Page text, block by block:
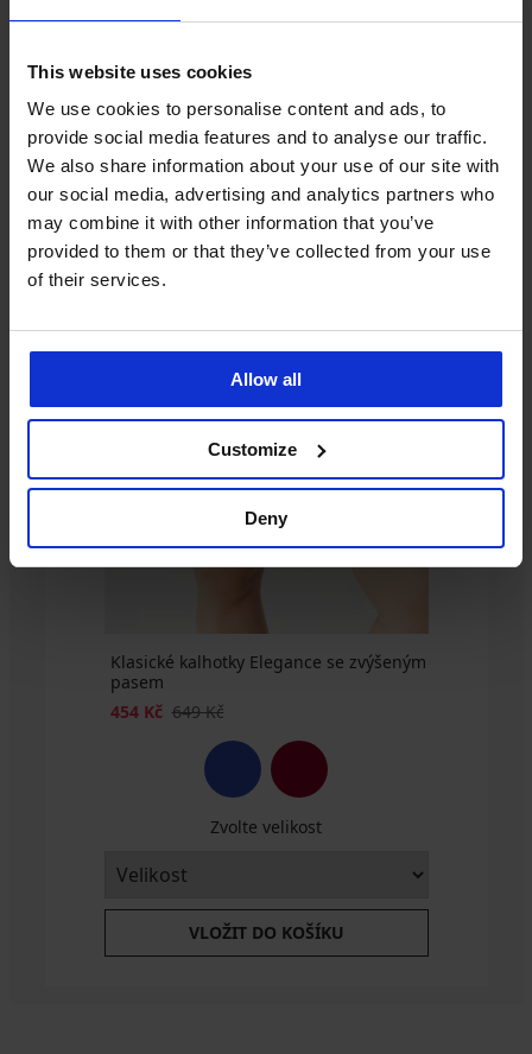
This website uses cookies
We use cookies to personalise content and ads, to
provide social media features and to analyse our traffic.
We also share information about your use of our site with
our social media, advertising and analytics partners who
may combine it with other information that you’ve
provided to them or that they’ve collected from your use
of their services.
Allow all
Customize
Deny
4,8
1 349
4,9
Minimizer
-20 % BRA20
4,7
Maja
kostic
1 039
BRA20
-20 % BRA20
4,7
podprsenka
Kč
kód
-30%
4,8
Philippa
Kč
-20 % BRA20
4,7
Podprsenka
Cotton
499
Kč
-20 % BRA20
4,8
Podprsenka
1 399
1 119
Kč
-20 % BRA20
4,7
Podprsenka
Paradise
Kč
kód
-20 % BRA20
4,9
Podprsenka
Kč
kód
Ze stejné kolekce
Klasické kalhotky Elegance se zvýšeným
pasem
454 Kč 649 Kč
Zvolte velikost
VLOŽIT DO KOŠÍKU